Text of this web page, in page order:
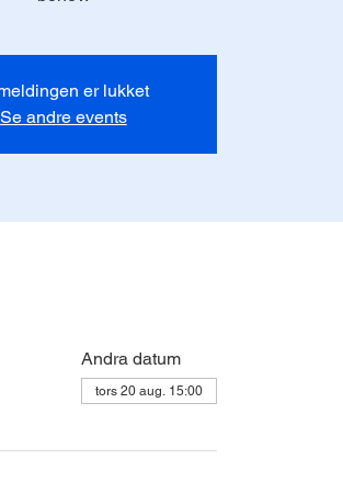
er lukket
Se andre events
Andra datum
tors 20 aug. 15:00